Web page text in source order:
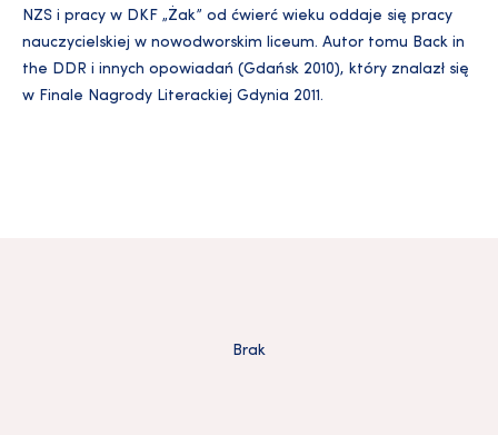
NZS i pracy w DKF „Żak” od ćwierć wieku oddaje się pracy
nauczycielskiej w nowodworskim liceum. Autor tomu Back in
the DDR i innych opowiadań (Gdańsk 2010), który znalazł się
w Finale Nagrody Literackiej Gdynia 2011.
Brak